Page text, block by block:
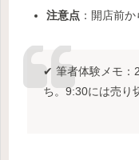
注意点：開店前か
✔ 筆者体験メモ：
ち。9:30には売り